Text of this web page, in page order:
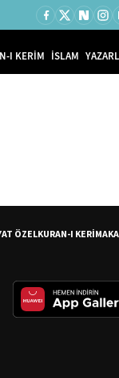
I KERİM İSLAM
ÖZELKURAN-I KERİM